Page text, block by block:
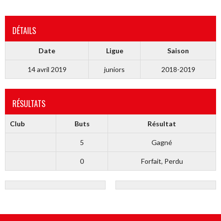
DÉTAILS
Date Ligue Saison
14 avril 2019 juniors 2018-2019
RÉSULTATS
Club Buts Résultat
5 Gagné
0 Forfait, Perdu